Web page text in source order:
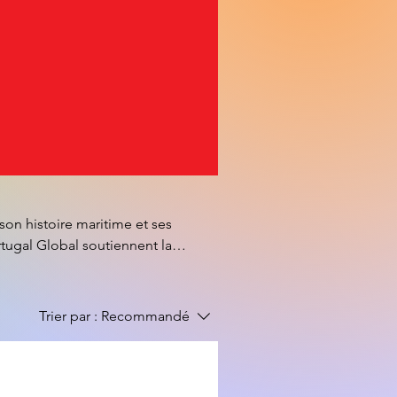
histoire maritime et ses
Global soutiennent la
Islam vous propose pour le
Trier par : Recommandé